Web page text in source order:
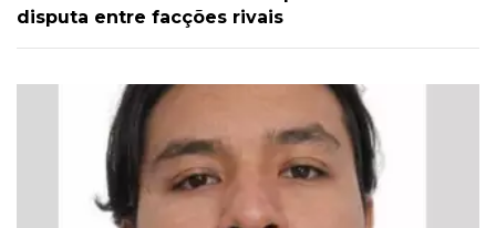
disputa entre facções rivais